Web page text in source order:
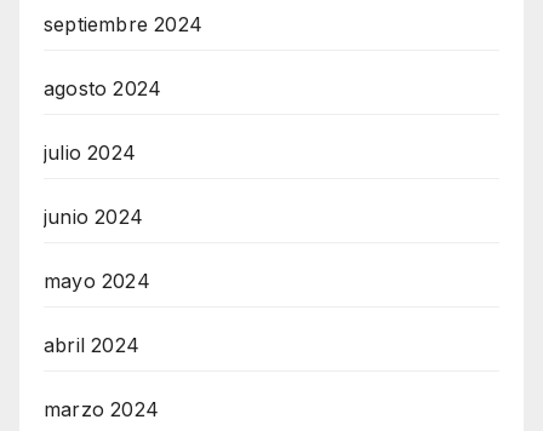
septiembre 2024
agosto 2024
julio 2024
junio 2024
mayo 2024
abril 2024
marzo 2024